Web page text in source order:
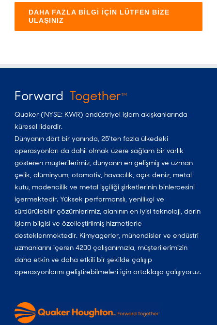
DAHA FAZLA BİLGİ İÇİN LÜTFEN BİZE
ULAŞINIZ
Forward TogetherTM
Quaker (NYSE: KWR) endüstriyel işlem akışkanlarında
küresel liderdir.
Dünyanın dört bir yanında, 25’ten fazla ülkedeki
operasyonları da dahil olmak üzere sağlam bir varlık
gösteren müşterilerimiz, dünyanın en gelişmiş ve uzman
çelik, alüminyum, otomotiv, havacılık, açık deniz, metal
kutu, madencilik ve metal işçiliği şirketlerinin binlercesini
içermektedir. Yüksek performanslı, yenilikçi ve
sürdürülebilir çözümlerimiz, alanının en iyisi teknoloji, derin
işlem bilgisi ve özelleştirilmiş hizmetlerle
desteklenmektedir. Kimyagerler, mühendisler ve endüstri
uzmanlarını içeren 4200 çalışanımızla, müşterilerimizin
daha etkin ve daha etkili bir şekilde çalışıp
operasyonlarını geliştirebilmeleri için ortaklaşa çalışıyoruz.